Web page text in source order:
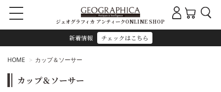
新着情報 チェックはこちら
ジェオグラフィカ アンティークONLINE SHOP
HOME カップ＆ソーサー
カップ＆ソーサー